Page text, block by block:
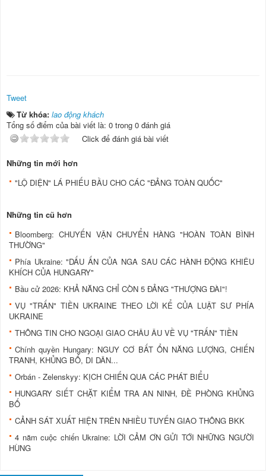
Tweet
Từ khóa: lao động khách
Tổng số điểm của bài viết là: 0 trong 0 đánh giá
Click để đánh giá bài viết
Những tin mới hơn
"LỘ DIỆN" LÁ PHIẾU BẦU CHO CÁC "ĐẢNG TOÀN QUỐC"
Những tin cũ hơn
Bloomberg: CHUYẾN VẬN CHUYỂN HÀNG "HOÀN TOÀN BÌNH
THƯỜNG"
Phía Ukraine: "DẤU ẤN CỦA NGA SAU CÁC HÀNH ĐỘNG KHIÊU
KHÍCH CỦA HUNGARY"
Bầu cử 2026: KHẢ NĂNG CHỈ CÒN 5 ĐẢNG "THƯỢNG ĐÀI"!
VỤ "TRẤN" TIỀN UKRAINE THEO LỜI KỂ CỦA LUẬT SƯ PHÍA
UKRAINE
THÔNG TIN CHO NGOẠI GIAO CHÂU ÂU VỀ VỤ "TRẤN" TIỀN
Chính quyền Hungary: NGUY CƠ BẤT ỔN NĂNG LƯỢNG, CHIẾN
TRANH, KHỦNG BỐ, DI DÂN...
Orbán - Zelenskyy: KỊCH CHIẾN QUA CÁC PHÁT BIỂU
HUNGARY SIẾT CHẶT KIỂM TRA AN NINH, ĐỀ PHÒNG KHỦNG
BỐ
CẢNH SÁT XUẤT HIỆN TRÊN NHIỀU TUYẾN GIAO THÔNG BKK
4 năm cuộc chiến Ukraine: LỜI CẢM ƠN GỬI TỚI NHỮNG NGƯỜI
HÙNG